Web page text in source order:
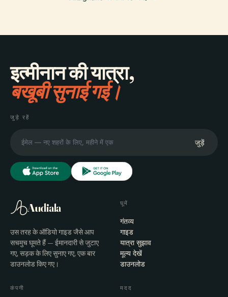
इत्मीनान की यात्रा,
बखूबी सुनाई गई।
जुड़े रहें
जुड़ें
Audiala
उस तरह के ऑडियो गाइड जैसे आप
सचमुच घूमते हैं — ईमानदारी से जुटाए
गए, सड़क के लिए सुनाए गए, एक बार
डाउनलोड किए गए।
घूमें
गंतव्य
गाइड
यात्रा सुझाव
मूल्य देखें
डाउनलोड
कंपनी मदद